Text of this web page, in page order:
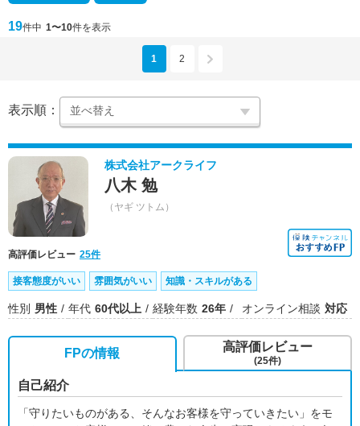
19件中 1〜10件を表示
1 2
表示順：
株式会社アークライフ
八木 勉
（ヤギ ツトム）
高評価レビュー 25件
接客態度がいい 雰囲気がいい 知識・スキルがある
性別 男性 年代 60代以上 経験年数 26年 オンライン相談 対応
FPの情報
自己紹介
「守りたいものがある、そんなお客様を守っていきたい」をモ
高評価レビュー
(25件)